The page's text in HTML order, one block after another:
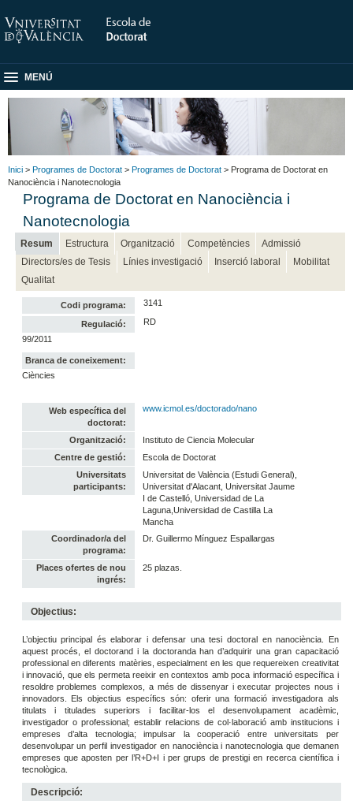
MENÚ
Inici > Programes de Doctorat > Programes de Doctorat > Programa de Doctorat en
Nanociència i Nanotecnologia
Programa de Doctorat en Nanociència i
Nanotecnologia
Resum Estructura Organització Competències
Admissió
Directors/es de Tesis
Línies investigació Inserció laboral
Mobilitat
Qualitat
Codi programa: 3141
Regulació:
RD
99/2011
Branca de coneixement:
Ciències
Web específica del
doctorat:
www.icmol.es/doctorado/nano
Organització:
Instituto de Ciencia Molecular
Centre de gestió:
Escola de Doctorat
Universitats
participants:
Universitat de València (Estudi General),
Universitat d'Alacant, Universitat Jaume
I de Castelló, Universidad de La
Laguna,Universidad de Castilla La
Mancha
Coordinador/a del
programa:
Dr. Guillermo Mínguez Espallargas
Places ofertes de nou
ingrés:
25 plazas.
Objectius:
L’objectiu principal és elaborar i defensar una tesi doctoral en nanociència. En
aquest procés, el doctorand i la doctoranda han d’adquirir una gran capacitació
professional en diferents matèries, especialment en les que requereixen creativitat
i innovació, que els permeta reeixir en contextos amb poca informació específica i
resoldre problemes complexos, a més de dissenyar i executar projectes nous i
innovadors. Els objectius específics són: oferir una formació investigadora als
titulats i titulades superiors i facilitar-los el desenvolupament acadèmic,
investigador o professional; establir relacions de col·laboració amb institucions i
empreses d’alta tecnologia; impulsar la cooperació entre universitats per
desenvolupar un perfil investigador en nanociència i nanotecnologia que demanen
empreses que aposten per l’R+D+I i per grups de prestigi en recerca científica i
tecnològica.
Descripció: